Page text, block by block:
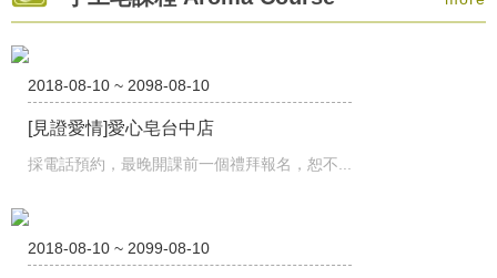
2018-08-10 ~ 2098-08-10
[見證愛情]愛心皂台中店
採電話預約，最晚開課前一個禮拜報名，恕不...
2018-08-10 ~ 2099-08-10